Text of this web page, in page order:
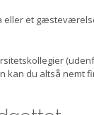
et
du altså nemt